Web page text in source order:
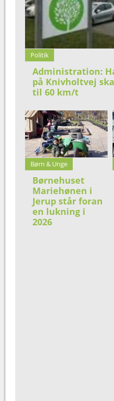
Politik
Administration:
på Knivholtvej
til 60 km/t
Børn & Unge
Børnehuset
Mariehønen i
Jerup står foran
en lukning i
2026